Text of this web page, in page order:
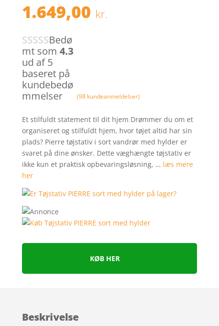
1.649,00 kr.
Bedø
mt som 4.3
ud af 5
baseret på
kundebedø
mmelser
(98kundeanmeldelser)
Et stilfuldt statement til dit hjem Drømmer du om et
organiseret og stilfuldt hjem, hvor tøjet altid har sin
plads? Pierre tøjstativ i sort vandrør med hylder er
svaret på dine ønsker. Dette væghængte tøjstativ er
ikke kun et praktisk opbevaringsløsning, … læs mere
her
KØB HER
Beskrivelse